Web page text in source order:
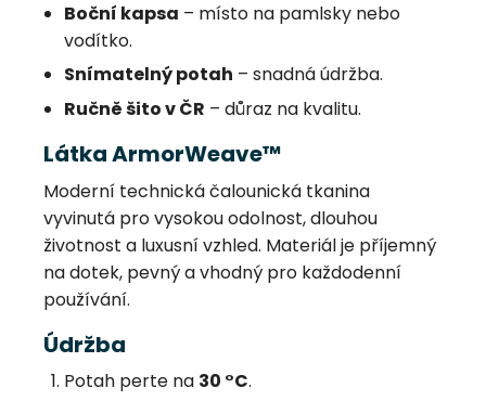
Boční kapsa – místo na pamlsky nebo
vodítko.
Snímatelný potah – snadná údržba.
Ručně šito v ČR – důraz na kvalitu.
Látka ArmorWeave™
Moderní technická čalounická tkanina
vyvinutá pro vysokou odolnost, dlouhou
životnost a luxusní vzhled. Materiál je příjemný
na dotek, pevný a vhodný pro každodenní
používání.
Údržba
Potah perte na 30 °C.